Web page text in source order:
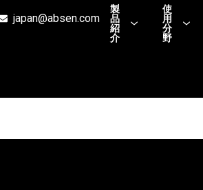
japan@absen.com
製
品
紹
介
使
用
分
野